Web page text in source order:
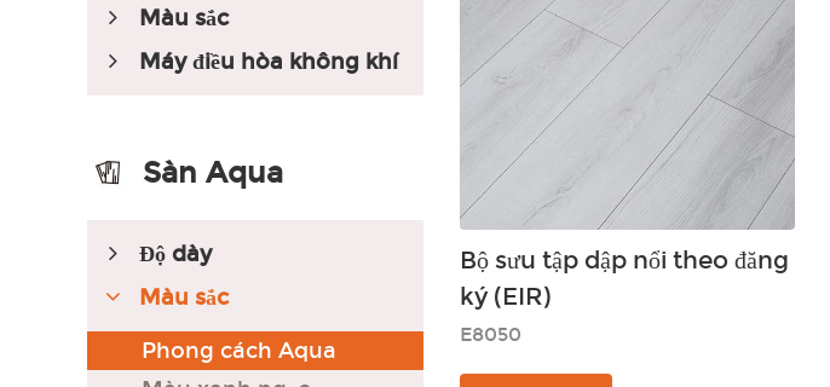
Màu sắc
Máy điều hòa không khí
Sàn Aqua
Độ dày
Màu sắc
Phong cách Aqua
Bộ sưu tập dập nổi theo đăng
ký (EIR)
E8050